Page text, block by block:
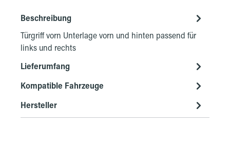
Beschreibung
Türgriff vorn Unterlage vorn und hinten passend für
links und rechts
Lieferumfang
Kompatible Fahrzeuge
Hersteller